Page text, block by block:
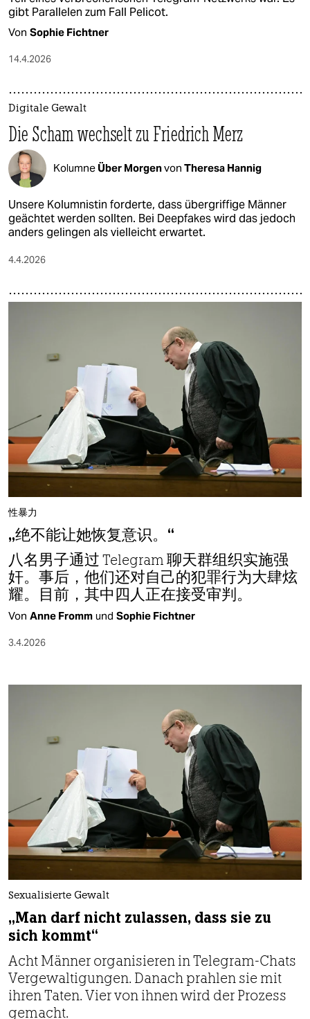
gibt Parallelen zum Fall Pelicot.
Von Sophie Fichtner
14.4.2026
Digitale Gewalt
Die Scham wechselt zu Friedrich Merz
Kolumne Über Morgenvon Theresa Hannig
Unsere Kolumnistin forderte, dass übergriffige Männer
geächtet werden sollten. Bei Deepfakes wird das jedoch
anders gelingen als vielleicht erwartet.
4.4.2026
性暴力
„绝不能让她恢复意识。“
八名男子通过 Telegram 聊天群组织实施强
奸。事后，他们还对自己的犯罪行为大肆炫
耀。目前，其中四人正在接受审判。
Von Anne Fromm und Sophie Fichtner
3.4.2026
Sexualisierte Gewalt
„Man darf nicht zulassen, dass sie zu
sich kommt“
Acht Männer organisieren in Telegram-Chats
Vergewaltigungen. Danach prahlen sie mit
ihren Taten. Vier von ihnen wird der Prozess
gemacht.